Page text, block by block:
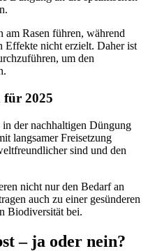
am Rasen führen, während
Effekte nicht erzielt. Daher ist
um den
für 2025
in der nachhaltigen Düngung
langsamer Freisetzung
sind und den
nicht nur den Bedarf an
auch zu einer gesünderen
Biodiversität bei.
– ja oder nein?